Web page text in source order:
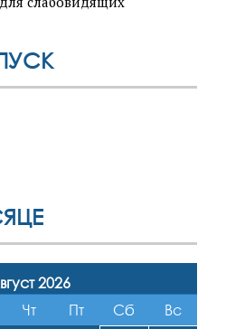
2026
Чт Пт Сб Вс